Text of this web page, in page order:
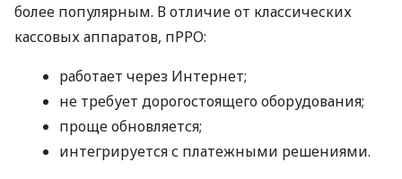
более популярным. В отличие от классических
кассовых аппаратов, пРРО:
работает через Интернет;
не требует дорогостоящего оборудования;
проще обновляется;
интегрируется с платежными решениями.